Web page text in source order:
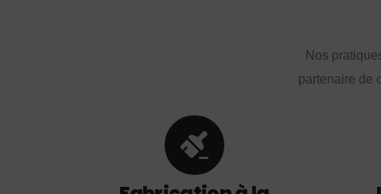
Nos
partenaire de